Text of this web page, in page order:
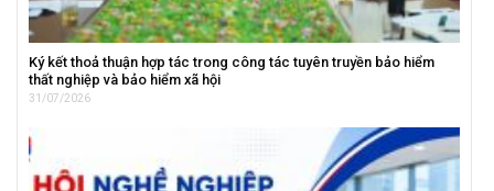
Ký kết thoả thuận hợp tác trong công tác tuyên truyền bảo hiểm
thất nghiệp và bảo hiểm xã hội
31/07/2026